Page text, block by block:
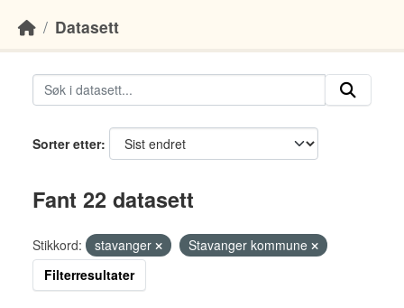
Datasett
Sorter etter
Fant 22 datasett
Stikkord: stavanger
Stavanger kommune
Filterresultater